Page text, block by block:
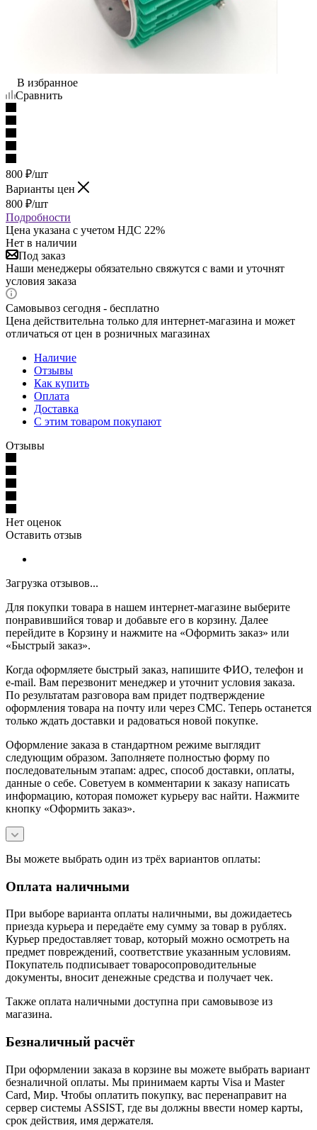
В избранное
Сравнить
800 ₽/шт
Варианты цен
800 ₽/шт
Подробности
Цена указана с учетом НДС 22%
Нет в наличии
Под заказ
Наши менеджеры обязательно свяжутся с вами и уточнят
условия заказа
Самовывоз сегодня - бесплатно
Цена действительна только для интернет-магазина и может
отличаться от цен в розничных магазинах
Наличие
Отзывы
Как купить
Оплата
Доставка
С этим товаром покупают
Отзывы
Нет оценок
Оставить отзыв
Загрузка отзывов...
Для покупки товара в нашем интернет-магазине выберите
понравившийся товар и добавьте его в корзину. Далее
перейдите в Корзину и нажмите на «Оформить заказ» или
«Быстрый заказ».
Когда оформляете быстрый заказ, напишите ФИО, телефон и
e-mail. Вам перезвонит менеджер и уточнит условия заказа.
По результатам разговора вам придет подтверждение
оформления товара на почту или через СМС. Теперь останется
только ждать доставки и радоваться новой покупке.
Оформление заказа в стандартном режиме выглядит
следующим образом. Заполняете полностью форму по
последовательным этапам: адрес, способ доставки, оплаты,
данные о себе. Советуем в комментарии к заказу написать
информацию, которая поможет курьеру вас найти. Нажмите
кнопку «Оформить заказ».
Вы можете выбрать один из трёх вариантов оплаты:
Оплата наличными
При выборе варианта оплаты наличными, вы дожидаетесь
приезда курьера и передаёте ему сумму за товар в рублях.
Курьер предоставляет товар, который можно осмотреть на
предмет повреждений, соответствие указанным условиям.
Покупатель подписывает товаросопроводительные
документы, вносит денежные средства и получает чек.
Также оплата наличными доступна при самовывозе из
магазина.
Безналичный расчёт
При оформлении заказа в корзине вы можете выбрать вариант
безналичной оплаты. Мы принимаем карты Visa и Master
Card, Мир. Чтобы оплатить покупку, вас перенаправит на
сервер системы ASSIST, где вы должны ввести номер карты,
срок действия, имя держателя.